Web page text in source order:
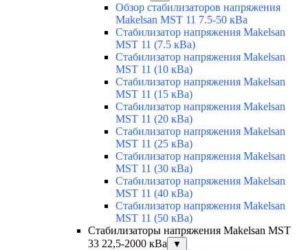
Обзор стабилизаторов напряжения
Makelsan MST 11 7.5-50 кВа
Стабилизатор напряжения Makelsan
MST 11 (7.5 кВа)
Стабилизатор напряжения Makelsan
MST 11 (10 кВа)
Стабилизатор напряжения Makelsan
MST 11 (15 кВа)
Стабилизатор напряжения Makelsan
MST 11 (20 кВа)
Стабилизатор напряжения Makelsan
MST 11 (25 кВа)
Стабилизатор напряжения Makelsan
MST 11 (30 кВа)
Стабилизатор напряжения Makelsan
MST 11 (40 кВа)
Стабилизатор напряжения Makelsan
MST 11 (50 кВа)
Стабилизаторы напряжения Makelsan MST
33 22,5-2000 кВа
▼